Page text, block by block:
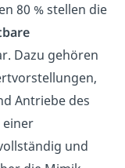
80 % stellen die
Dazu gehören
Antriebe des
einer
und